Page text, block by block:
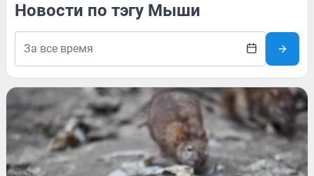
Новости по тэгу Мыши